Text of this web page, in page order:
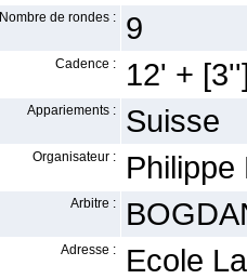
Nombre de rondes : 9
Cadence : 12' +
Appariements : Suisse
Organisateur : Philippe
Arbitre :
Adresse : Ecole